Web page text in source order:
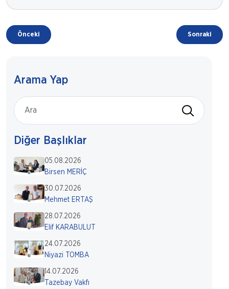
Önceki Sonraki
Arama Yap
Diğer Başlıklar
05.08.2026
Birsen MERİÇ
30.07.2026
Mehmet ERTAŞ
28.07.2026
Elif KARABULUT
24.07.2026
Niyazi TOMBA
14.07.2026
Tazebay Vakfı